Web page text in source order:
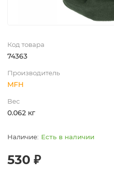
Код товара
74363
Производитель
MFH
Вес
0.062 кг
Есть в наличии
530 ₽